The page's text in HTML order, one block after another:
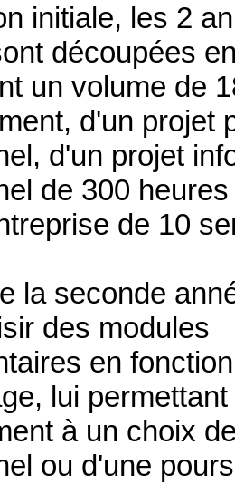
initiale, les 2
découpées
un volume de
d'un projet
d'un projet
de 300
de 10
la seconde
des modules
en
lui
à un choix
ou d'une